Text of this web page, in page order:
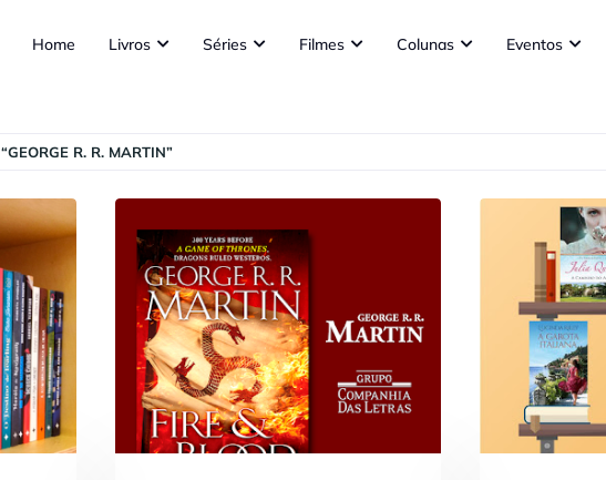
Home Livros Séries Filmes Colunas Eventos
GEORGE R. R. MARTIN